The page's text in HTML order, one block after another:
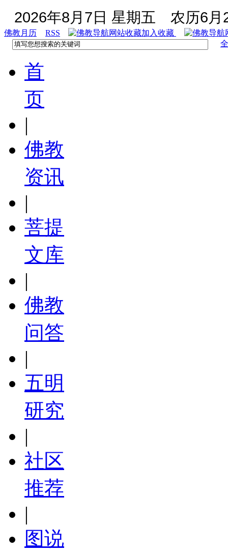
2026年8月7日 星期五 农历6月
佛教月历 RSS
加入收藏
首
页
|
佛教
资讯
|
菩提
文库
|
佛教
问答
|
五明
研究
|
社区
推荐
|
图说